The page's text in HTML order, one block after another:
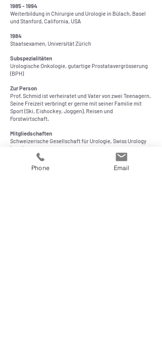
1985- 1994
Weiterbildung in Chirurgie und Urologie in Bülach, Basel
und Stanford, California, USA
1984
Staatsexamen, Universität Zürich
Subspezialitäten
Urologische Onkologie, gutartige Prostatavergrösserung
(BPH)
Zur Person
Prof. Schmid ist verheiratet und Vater von zwei Teenagern.
Seine Freizeit verbringt er gerne mit seiner Familie mit
Sport (Ski, Eishockey, Joggen), Reisen und
Forstwirtschaft.
Mitgliedschaften
Schweizerische Gesellschaft für Urologie, Swiss Urology
(SGU)
Österreichische Gesellschaft für Urologie und Andrologie
Deutsche Gesellschaft für Urologie (DGU)
Phone Email